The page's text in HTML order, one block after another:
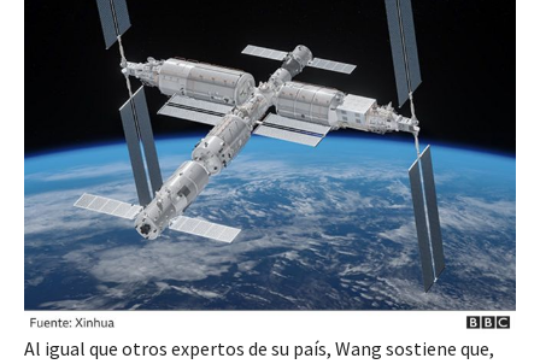
Al igual que otros expertos de su país, Wang sostiene que,